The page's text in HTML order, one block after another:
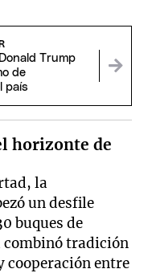
Trump
de
país
horizonte de
la
un desfile
buques de
combinó tradición
entre